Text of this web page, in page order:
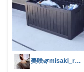
美咲🌿misaki_room_ig